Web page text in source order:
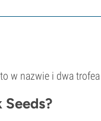
w nazwie i dwa